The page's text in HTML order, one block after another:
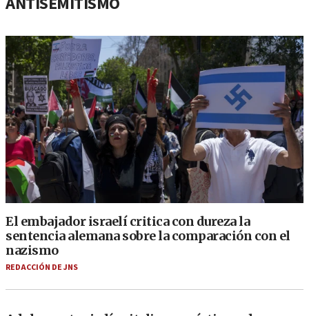
El embajador israelí critica con dureza la
sentencia alemana sobre la comparación con el
nazismo
REDACCIÓN DE JNS